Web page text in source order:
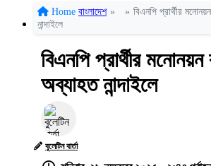
Home বাংলাদেশ » » বিএনপি প্রার্থীর
নান্দাইলে
বিএনপি প্রার্থীর মনোনয়ন
অব্যাহত নান্দাইলে
বুলেটিন বার্তা